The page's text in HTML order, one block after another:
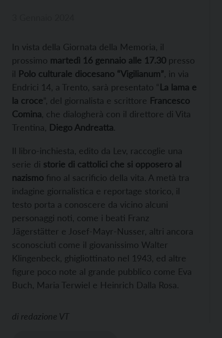
In vista della Giornata della Memoria, il
prossimo martedì 16 gennaio alle 17.30 presso
il Polo culturale diocesano “Vigilianum” , in via
Endrici 14, a Trento, sarà presentato “La lama e
la croce”, del giornalista e scrittore Francesco
Comina , che dialogherà con il direttore di Vita
Trentina, Diego Andreatta.
Il libro-inchiesta, edito da Lev, raccoglie una
serie di storie di cattolici che si opposero al
nazismo fino al sacrificio della vita. A metà tra
indagine giornalistica e reportage storico, il
testo porta a conoscere da vicino alcuni
personaggi noti, come i beati Franz
Jägerstätter e Josef-Mayr-Nusser, altri ancora
sconosciuti come il giovanissimo Walter
Klingenbeck, ghigliottinato nel 1943, ed altre
figure poco note al grande pubblico come Eva
Buch, Maria Terwiel e Heinrich Dalla Rosa.
di redazione VT